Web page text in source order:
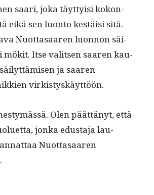
saari, joka täyt­ty­isi kokon­
eikä sen luon­to kestäisi sitä.
Nuot­tasaaren luon­non säi­
mök­it. Itse val­it­sen saaren kau­
ja saaren
virkistyskäyttöön.
Olen päät­tänyt, että
jon­ka edus­ta­ja lau­
Nuot­tasaaren